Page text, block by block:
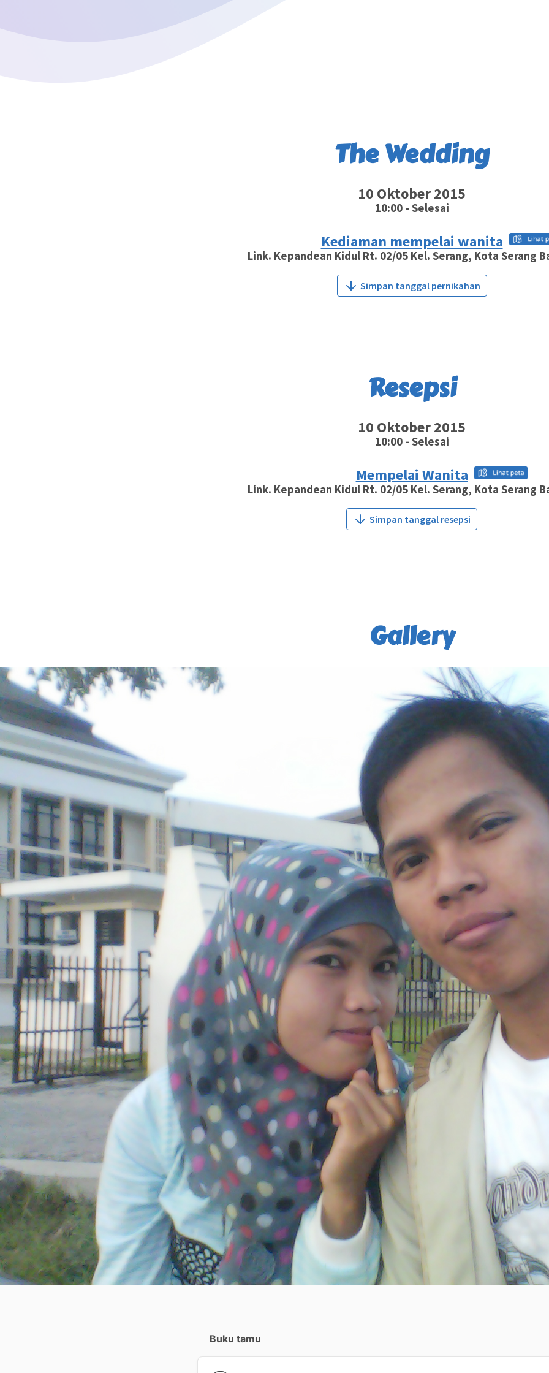
The Wedding
10 Oktober 2015
10:00 - Selesai
Kediaman mempelai wanita
Link. Kepandean Kidul Rt. 02/05 Kel. Serang, Kota Serang
Simpan tanggal pernikahan
Resepsi
10 Oktober 2015
10:00 - Selesai
Mempelai Wanita
Link. Kepandean Kidul Rt. 02/05 Kel. Serang, Kota Serang
Simpan tanggal resepsi
Gallery
Buku tamu